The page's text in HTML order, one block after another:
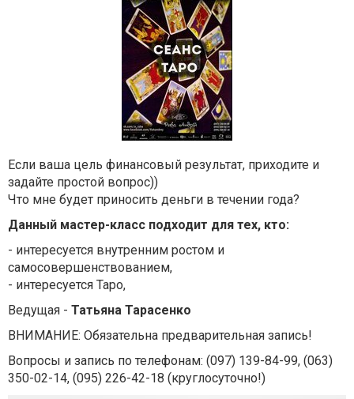
Если ваша цель финансовый результат, приходите и
задайте простой вопрос))
Что мне будет приносить деньги в течении года?
Данный мастер-класс подходит для тех, кто:
- интересуется внутренним ростом и
самосовершенствованием,
- интересуется Таро,
Ведущая - Татьяна Тарасенко
ВНИМАНИЕ: Обязательна предварительная запись!
Вопросы и запись по телефонам: (097) 139-84-99, (063)
350-02-14, (095) 226-42-18 (круглосуточно!)